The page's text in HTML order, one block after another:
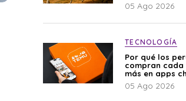
05 Ago 2026
TECNOLOGÍA
Por qué los
compran cada
más en apps
05 Ago 2026